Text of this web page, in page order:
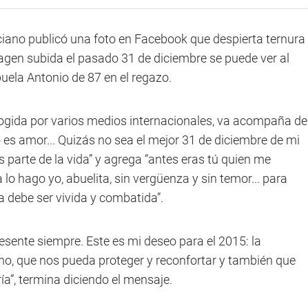
publicó una foto en Facebook que despierta ternura
subida el pasado 31 de diciembre se puede ver al
Antonio de 87 en el regazo.
por varios medios internacionales, va acompaña de
amor... Quizás no sea el mejor 31 de diciembre de mi
de la vida” y agrega “antes eras tú quien me
hago yo, abuelita, sin vergüenza y sin temor... para
debe ser vivida y combatida”.
siempre. Este es mi deseo para el 2015: la
que nos pueda proteger y reconfortar y también que
termina diciendo el mensaje.